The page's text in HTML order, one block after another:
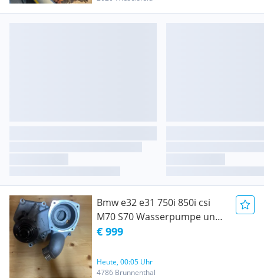
Bmw e32 e31 750i 850i csi
M70 S70 Wasserpumpe und
Wasserkühler neu original
€ 999
Heute, 00:05 Uhr
4786 Brunnenthal